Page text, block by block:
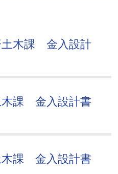
土木課 金入設計
木課 金入設計書
木課 金入設計書